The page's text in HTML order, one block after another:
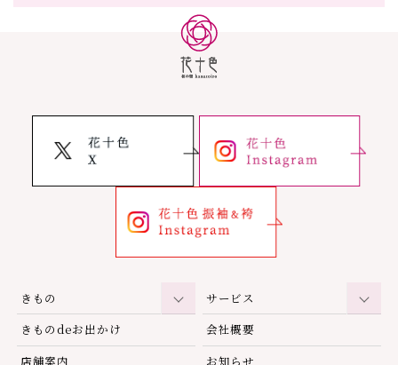
きもの
サービス
きものdeお出かけ
会社概要
店舗案内
お知らせ